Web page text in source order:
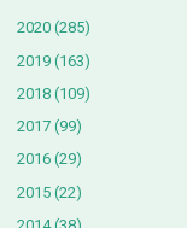
2020 (285)
2019 (163)
2018 (109)
2017 (99)
2016 (29)
2015 (22)